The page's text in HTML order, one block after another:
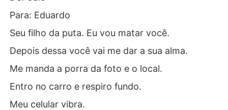
Para: Eduardo
Seu filho da puta. Eu vou matar você.
Depois dessa você vai me dar a sua alma.
Me manda a porra da foto e o local.
Entro no carro e respiro fundo.
Meu celular vibra.